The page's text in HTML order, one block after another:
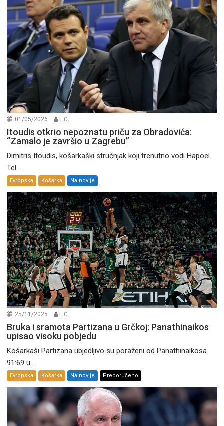
01/05/2026 I. Ć.
Itoudis otkrio nepoznatu priču za Obradovića:
“Zamalo je završio u Zagrebu”
Dimitris Itoudis, košarkaški stručnjak koji trenutno vodi Hapoel
Tel...
Evropska Košarka Najnovije
25/11/2025 I. Ć.
Bruka i sramota Partizana u Grčkoj: Panathinaikos
upisao visoku pobjedu
Košarkaši Partizana ubjedljivo su poraženi od Panathinaikosa
91:69 u...
Evropska Košarka Najnovije Preporučeno